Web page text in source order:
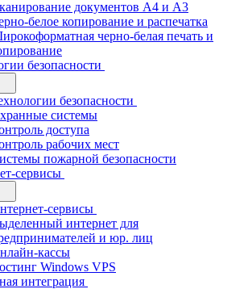
документов А4 и А3
белое копирование и распечатка
черно-белая печать и
безопасности
безопасности
системы
доступа
рабочих мест
пожарной безопасности
сервисы
сервисы
интернет для
и юр. лиц
кассы
Windows VPS
интеграция